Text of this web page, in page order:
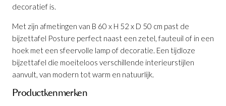
decoratief is.
Met zijn afmetingen van B 60 x H 52 x D 50 cm past de
bijzettafel Posture perfect naast een zetel, fauteuil of in een
hoek met een sfeervolle lamp of decoratie. Een tijdloze
bijzettafel die moeiteloos verschillende interieurstijlen
aanvult, van modern tot warm en natuurlijk.
Productkenmerken
Bijzettafel Posture Mangohout